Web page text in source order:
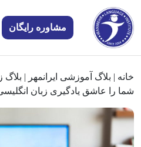
مشاوره رایگان
خانه | بلاگ آموزشی ایرانمهر | بلاگ
شما را عاشق یادگیری زبان